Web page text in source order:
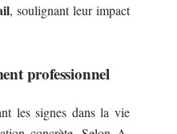
, soulignant leur impact
professionnel
les signes dans la vie